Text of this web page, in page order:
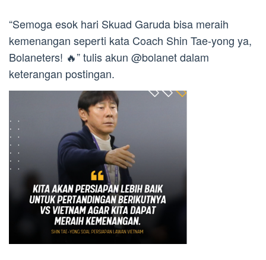
“Semoga esok hari Skuad Garuda bisa meraih
kemenangan seperti kata Coach Shin Tae-yong ya,
Bolaneters! 🔥” tulis akun @bolanet dalam
keterangan postingan.